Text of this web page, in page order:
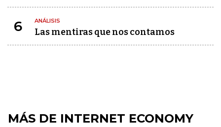
6 ANÁLISIS
Las mentiras que nos contamos
MÁS DE INTERNET ECONOMY